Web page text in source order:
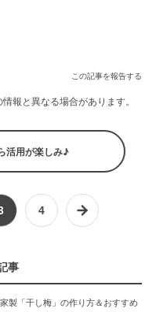
この記事を報告する
報と異なる場合があります。
活用が楽しみ♪
4
事
製「干し梅」の作り方＆おすすめ